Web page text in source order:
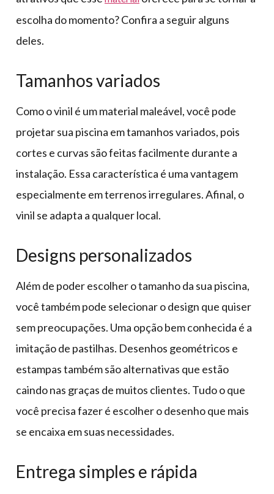
escolha do momento? Confira a seguir alguns
deles.
Tamanhos variados
Como o vinil é um material maleável, você pode
projetar sua piscina em tamanhos variados, pois
cortes e curvas são feitas facilmente durante a
instalação. Essa característica é uma vantagem
especialmente em terrenos irregulares. Afinal, o
vinil se adapta a qualquer local.
Designs personalizados
Além de poder escolher o tamanho da sua piscina,
você também pode selecionar o design que quiser
sem preocupações. Uma opção bem conhecida é a
imitação de pastilhas. Desenhos geométricos e
estampas também são alternativas que estão
caindo nas graças de muitos clientes. Tudo o que
você precisa fazer é escolher o desenho que mais
se encaixa em suas necessidades.
Entrega simples e rápida